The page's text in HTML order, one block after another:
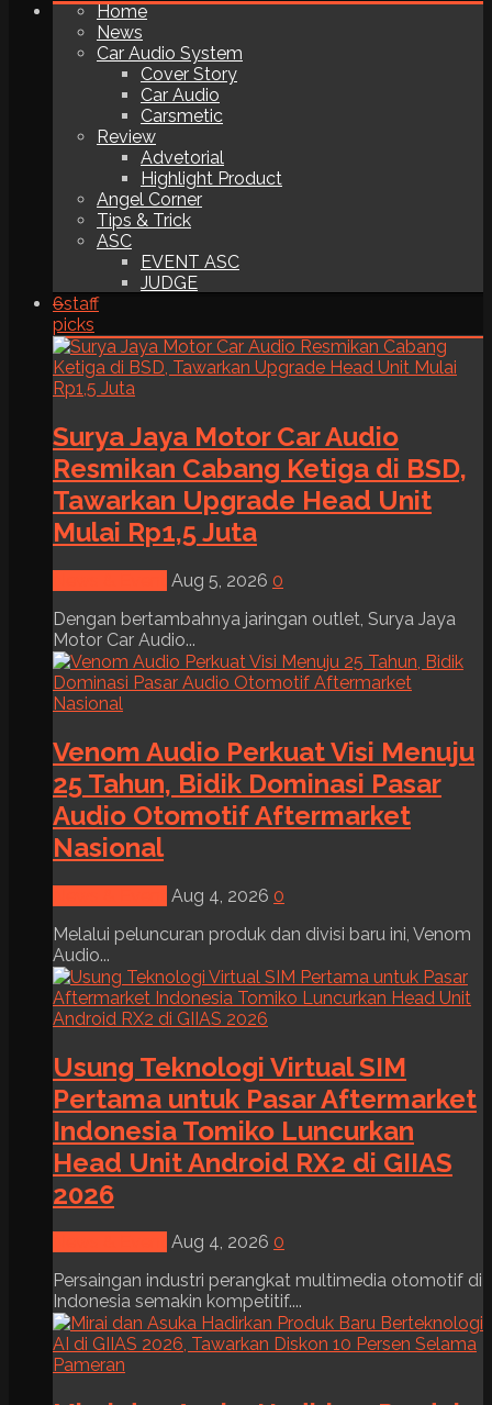
Home
News
Car Audio System
Cover Story
Car Audio
Carsmetic
Review
Advetorial
Highlight Product
Angel Corner
Tips & Trick
ASC
EVENT ASC
JUDGE
6staff
picks
Surya Jaya Motor Car Audio
Resmikan Cabang Ketiga di BSD,
Tawarkan Upgrade Head Unit
Mulai Rp1,5 Juta
Aug 5, 2026 0
Dengan bertambahnya jaringan outlet, Surya Jaya
Motor Car Audio...
Venom Audio Perkuat Visi Menuju
25 Tahun, Bidik Dominasi Pasar
Audio Otomotif Aftermarket
Nasional
Aug 4, 2026 0
Melalui peluncuran produk dan divisi baru ini, Venom
Audio...
Usung Teknologi Virtual SIM
Pertama untuk Pasar Aftermarket
Indonesia Tomiko Luncurkan
Head Unit Android RX2 di GIIAS
2026
Aug 4, 2026 0
Persaingan industri perangkat multimedia otomotif di
Indonesia semakin kompetitif....